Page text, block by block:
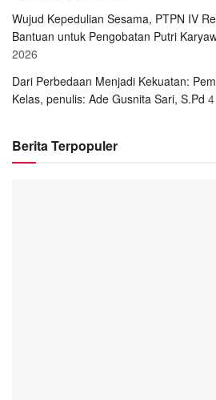
Wujud Kepedulian Sesama, PTPN IV
Bantuan untuk Pengobatan Putri
2026
Dari Perbedaan Menjadi Kekuatan:
Kelas, penulis: Ade Gusnita Sari, S.Pd
Berita Terpopuler